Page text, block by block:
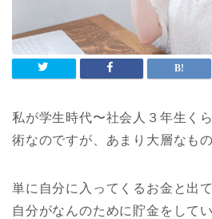
私が学生時代〜社会人３年生く
術なのですが、あまり大層なも
単に自分に入ってくるお金と出
自分がなんのために貯金をして